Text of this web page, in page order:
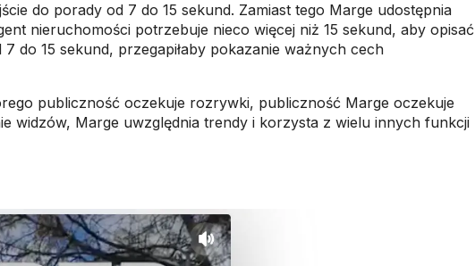
do porady od 7 do 15 sekund. Zamiast tego Marge udostępnia
nieruchomości potrzebuje nieco więcej niż 15 sekund, aby opisać
do 15 sekund, przegapiłaby pokazanie ważnych cech
publiczność oczekuje rozrywki, publiczność Marge oczekuje
widzów, Marge uwzględnia trendy i korzysta z wielu innych funkcji